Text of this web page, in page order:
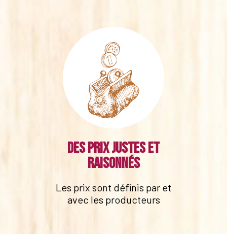
Des prix justes et
raisonnés
Les prix sont définis par et
avec les producteurs